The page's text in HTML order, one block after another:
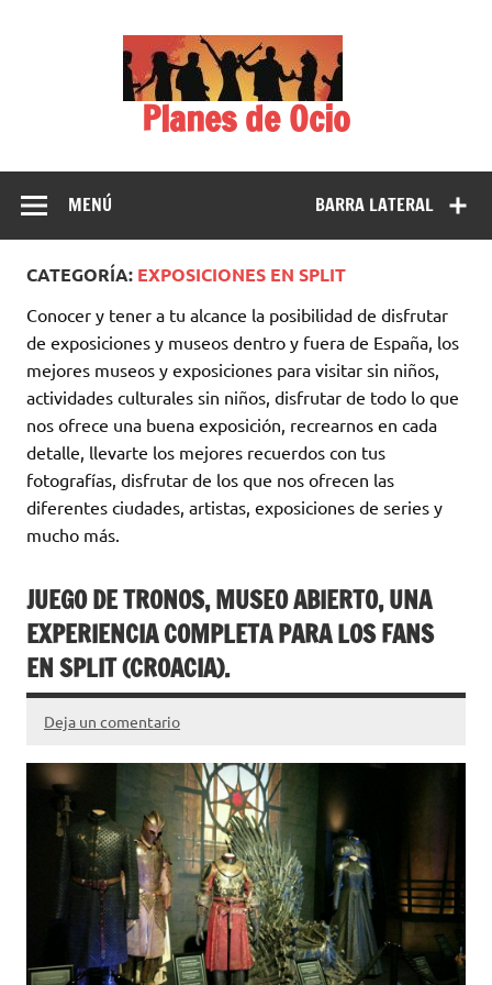
Planes de Ocio
BARRA LATERAL
MENÚ
CATEGORÍA: EXPOSICIONES EN SPLIT
Conocer y tener a tu alcance la posibilidad de disfrutar
de exposiciones y museos dentro y fuera de España, los
mejores museos y exposiciones para visitar sin niños,
actividades culturales sin niños, disfrutar de todo lo que
nos ofrece una buena exposición, recrearnos en cada
detalle, llevarte los mejores recuerdos con tus
fotografías, disfrutar de los que nos ofrecen las
diferentes ciudades, artistas, exposiciones de series y
mucho más.
JUEGO DE TRONOS, MUSEO ABIERTO, UNA
EXPERIENCIA COMPLETA PARA LOS FANS
EN SPLIT (CROACIA).
Deja un comentario